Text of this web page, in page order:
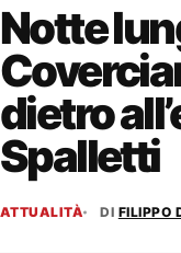
Notte
dietro
Spalletti
ATTUALITÀ DI FILIPPO